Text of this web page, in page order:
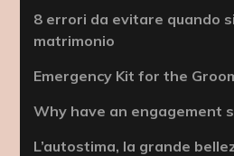
8 errori da evitare quando
matrimonio
Emergency Kit for the
Why have an engagement
L’autostima, la grande